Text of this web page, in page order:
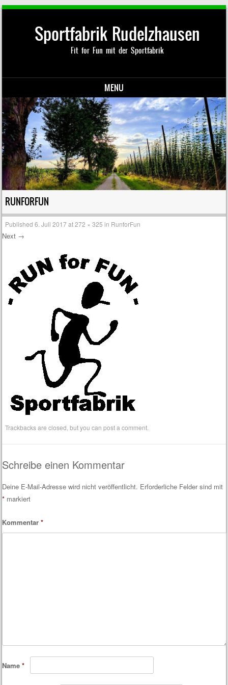
Sportfabrik Rudelzhausen
Fit for Fun mit der Sportfabrik
MENU
Skip to content
RUNFORFUN
Published6. Juli 2017at272 × 325 in RunforFun
Next →
Trackbacks are closed, but you canpost a comment
Schreibe einen Kommentar
Deine E-Mail-Adresse wird nicht veröffentlicht. Erforderliche Felder sind mit
* markiert
Kommentar*
Name*